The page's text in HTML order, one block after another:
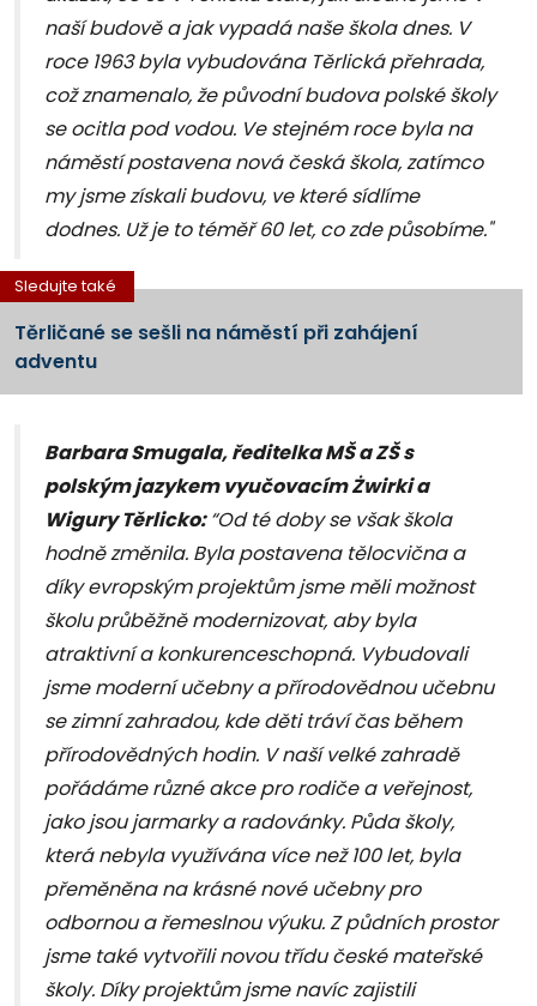
naší budově a jak vypadá naše škola dnes. V
roce 1963 byla vybudována Těrlická přehrada,
což znamenalo, že původní budova polské školy
se ocitla pod vodou. Ve stejném roce byla na
náměstí postavena nová česká škola, zatímco
my jsme získali budovu, ve které sídlíme
dodnes. Už je to téměř 60 let, co zde působíme."
Sledujte také
Těrličané se sešli na náměstí při zahájení
adventu
Barbara Smugala, ředitelka MŠ a ZŠ s
polským jazykem vyučovacím Żwirki a
Wigury Těrlicko:“Od té doby se však škola
hodně změnila. Byla postavena tělocvična a
díky evropským projektům jsme měli možnost
školu průběžně modernizovat, aby byla
atraktivní a konkurenceschopná. Vybudovali
jsme moderní učebny a přírodovědnou učebnu
se zimní zahradou, kde děti tráví čas během
přírodovědných hodin. V naší velké zahradě
pořádáme různé akce pro rodiče a veřejnost,
jako jsou jarmarky a radovánky. Půda školy,
která nebyla využívána více než 100 let, byla
přeměněna na krásné nové učebny pro
odbornou a řemeslnou výuku. Z půdních prostor
jsme také vytvořili novou třídu české mateřské
školy. Díky projektům jsme navíc zajistili